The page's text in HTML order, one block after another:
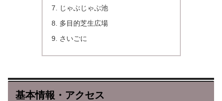
じゃぶじゃぶ池
多目的芝生広場
さいごに
基本情報・アクセス